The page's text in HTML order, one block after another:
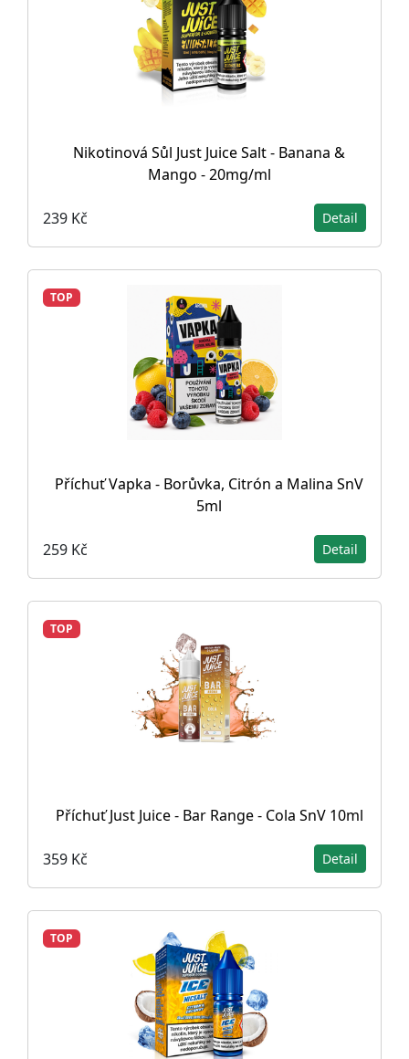
Nikotinová Sůl Just Juice Salt - Banana &
Mango - 20mg/ml
239 Kč Detail
TOP
Příchuť Vapka - Borůvka, Citrón a Malina SnV
5ml
259 Kč Detail
TOP
Příchuť Just Juice - Bar Range - Cola SnV 10ml
359 Kč Detail
TOP